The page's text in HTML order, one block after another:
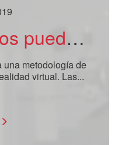
¿Qué beneficios puede obtener su empresa usando metodologías seguras de entrenamiento y capacitación?
una metodología de
virtual. Las...